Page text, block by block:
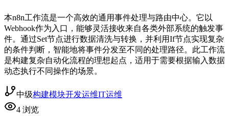
本n8n工作流是一个高效的通用事件处理与路由中心。它以
Webhook作为入口，能够灵活接收来自各类外部系统的触发事
件。通过Set节点进行数据清洗与转换，并利用If节点实现复杂
的条件判断，智能地将事件分发至不同的处理路径。此工作流
是构建复杂自动化流程的理想起点，适用于需要根据输入数据
动态执行不同操作的场景。
中级构建模块开发运维IT运维
4 浏览